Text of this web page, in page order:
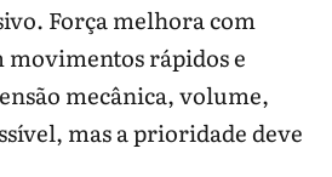
Força melhora com
movimentos rápidos e
mecânica, volume,
mas a prioridade deve